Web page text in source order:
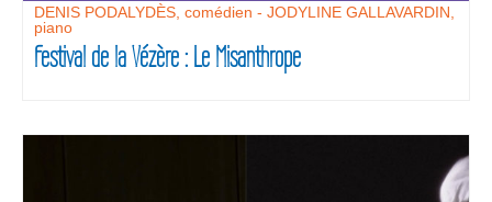
DENIS PODALYDÈS, comédien - JODYLINE GALLAVARDIN,
piano
Festival de la Vézère : Le Misanthrope